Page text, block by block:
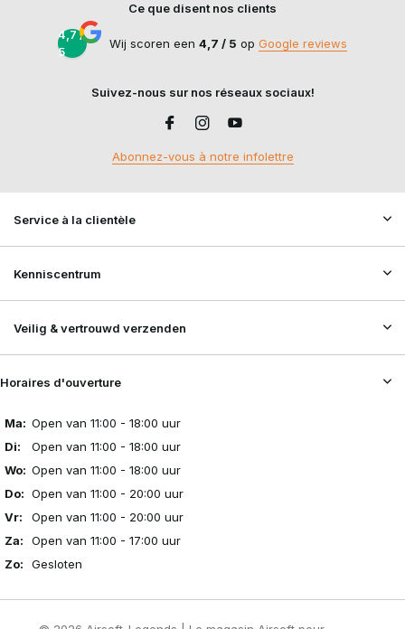
Ce que disent nos clients
4,7 /
5
Wij scoren een 4,7 / 5 op Google reviews
Suivez-nous sur nos réseaux sociaux!
Abonnez-vous à notre infolettre
Service à la clientèle
Kenniscentrum
Veilig & vertrouwd verzenden
Horaires d'ouverture
Ma: Open van 11:00 - 18:00 uur
Di:
Open van 11:00 - 18:00 uur
Wo: Open van 11:00 - 18:00 uur
Do: Open van 11:00 - 20:00 uur
Vr:
Open van 11:00 - 20:00 uur
Za:
Open van 11:00 - 17:00 uur
Zo:
Gesloten